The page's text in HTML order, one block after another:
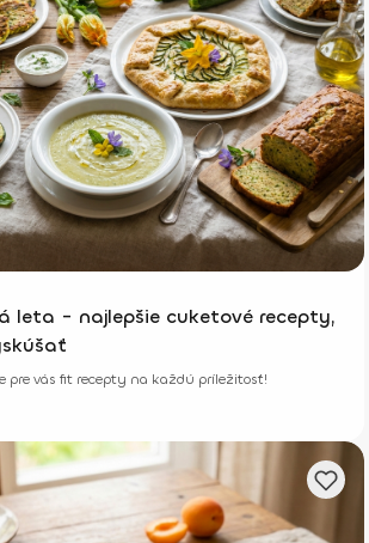
leta - najlepšie cuketové recepty,
pre vás fit recepty na každú príležitosť!